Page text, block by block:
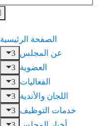
الصفحة الرئيسية
عن المجلس
العضوية
الفعاليات
اللجان والأندية
خدمات التوظيف